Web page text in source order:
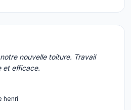
nouvelle toiture. Travail
et efficace.
henri